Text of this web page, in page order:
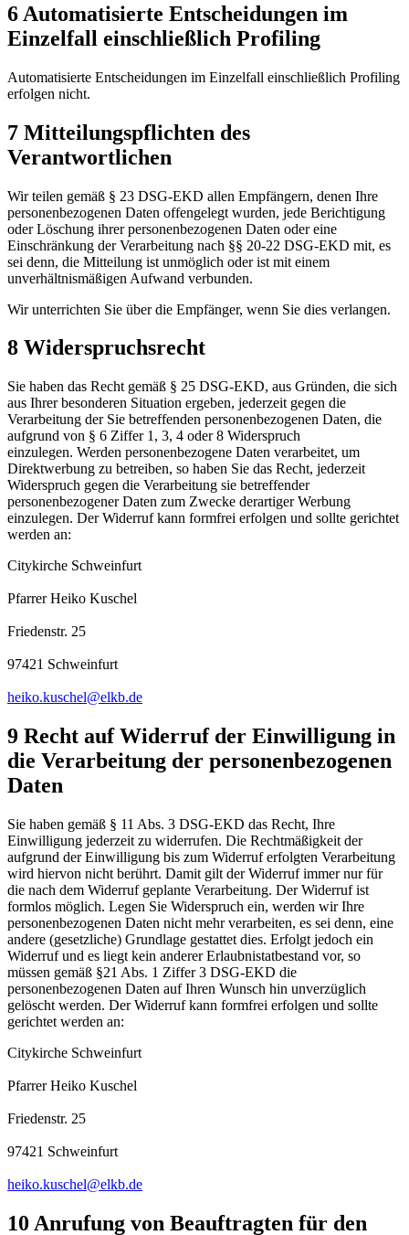
6 Automatisierte Entscheidungen im
Einzelfall einschließlich Profiling
Automatisierte Entscheidungen im Einzelfall einschließlich Profiling
erfolgen nicht.
7 Mitteilungspflichten des
Verantwortlichen
Wir teilen gemäß § 23 DSG-EKD allen Empfängern, denen Ihre
personenbezogenen Daten offengelegt wurden, jede Berichtigung
oder Löschung ihrer personenbezogenen Daten oder eine
Einschränkung der Verarbeitung nach §§ 20-22 DSG-EKD mit, es
sei denn, die Mitteilung ist unmöglich oder ist mit einem
unverhältnismäßigen Aufwand verbunden.
Wir unterrichten Sie über die Empfänger, wenn Sie dies verlangen.
8 Widerspruchsrecht
Sie haben das Recht gemäß § 25 DSG-EKD, aus Gründen, die sich
aus Ihrer besonderen Situation ergeben, jederzeit gegen die
Verarbeitung der Sie betreffenden personenbezogenen Daten, die
aufgrund von § 6 Ziffer 1, 3, 4 oder 8 Widerspruch
einzulegen. Werden personenbezogene Daten verarbeitet, um
Direktwerbung zu betreiben, so haben Sie das Recht, jederzeit
Widerspruch gegen die Verarbeitung sie betreffender
personenbezogener Daten zum Zwecke derartiger Werbung
einzulegen. Der Widerruf kann formfrei erfolgen und sollte gerichtet
werden an:
Citykirche Schweinfurt
Pfarrer Heiko Kuschel
Friedenstr. 25
97421 Schweinfurt
heiko.kuschel@elkb.de
9 Recht auf Widerruf der Einwilligung in
die Verarbeitung der personenbezogenen
Daten
Sie haben gemäß § 11 Abs. 3 DSG-EKD das Recht, Ihre
Einwilligung jederzeit zu widerrufen. Die Rechtmäßigkeit der
aufgrund der Einwilligung bis zum Widerruf erfolgten Verarbeitung
wird hiervon nicht berührt. Damit gilt der Widerruf immer nur für
die nach dem Widerruf geplante Verarbeitung. Der Widerruf ist
formlos möglich. Legen Sie Widerspruch ein, werden wir Ihre
personenbezogenen Daten nicht mehr verarbeiten, es sei denn, eine
andere (gesetzliche) Grundlage gestattet dies. Erfolgt jedoch ein
Widerruf und es liegt kein anderer Erlaubnistatbestand vor, so
müssen gemäß §21 Abs. 1 Ziffer 3 DSG-EKD die
personenbezogenen Daten auf Ihren Wunsch hin unverzüglich
gelöscht werden. Der Widerruf kann formfrei erfolgen und sollte
gerichtet werden an:
Citykirche Schweinfurt
Pfarrer Heiko Kuschel
Friedenstr. 25
97421 Schweinfurt
heiko.kuschel@elkb.de
10 Anrufung von Beauftragten für den